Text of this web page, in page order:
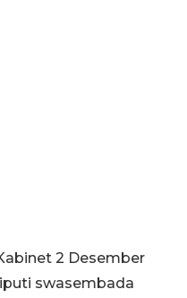
2 Desember
swasembada